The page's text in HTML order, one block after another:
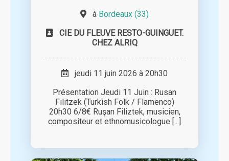
à Bordeaux (33)
CIE DU FLEUVE RESTO-GUINGUET.
CHEZ ALRIQ
jeudi 11 juin 2026 à 20h30
Présentation Jeudi 11 Juin : Rusan
Filitzek (Turkish Folk / Flamenco)
20h30 6/8€ Ruşan Filiztek, musicien,
compositeur et ethnomusicologue [...]